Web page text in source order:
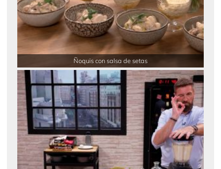
Ñoquis con salsa de setas